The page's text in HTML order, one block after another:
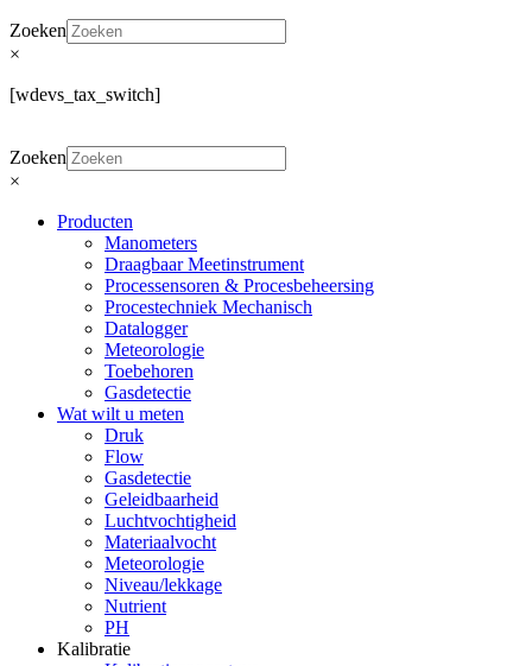
Zoeken
×
[wdevs_tax_switch]
Zoeken
×
Producten
Manometers
Draagbaar Meetinstrument
Processensoren & Procesbeheersing
Procestechniek Mechanisch
Datalogger
Meteorologie
Toebehoren
Gasdetectie
Wat wilt u meten
Druk
Flow
Gasdetectie
Geleidbaarheid
Luchtvochtigheid
Materiaalvocht
Meteorologie
Niveau/lekkage
Nutrient
PH
Kalibratie